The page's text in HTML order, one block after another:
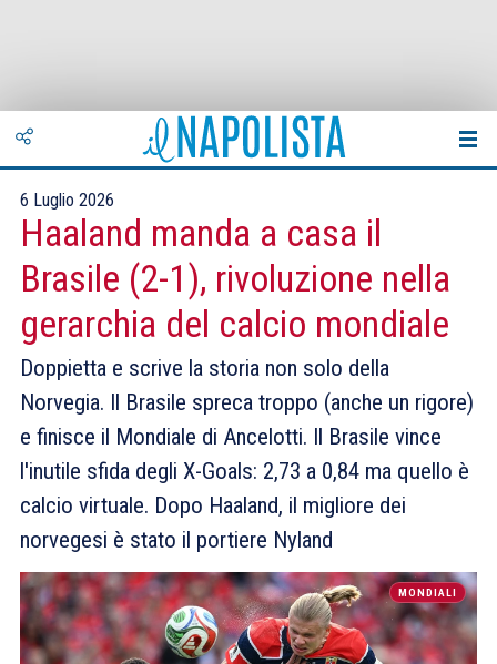
6 Luglio 2026
Haaland manda a casa il
Brasile (2-1), rivoluzione nella
gerarchia del calcio mondiale
Doppietta e scrive la storia non solo della
Norvegia. Il Brasile spreca troppo (anche un rigore)
e finisce il Mondiale di Ancelotti. Il Brasile vince
l'inutile sfida degli X-Goals: 2,73 a 0,84 ma quello è
calcio virtuale. Dopo Haaland, il migliore dei
norvegesi è stato il portiere Nyland
MONDIALI